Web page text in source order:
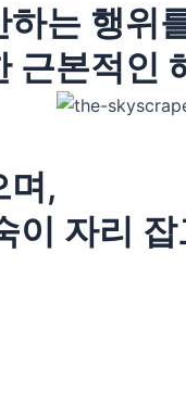
는 행위
근본적인
며,
이 자리